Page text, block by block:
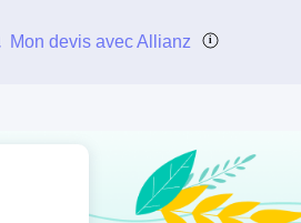
Mon devis avec Allianz